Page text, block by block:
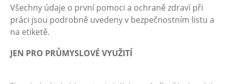
Všechny údaje o první pomoci a ochraně zdraví při
práci jsou podrobně uvedeny v bezpečnostním listu a
na etiketě.
JEN PRO PRŮMYSLOVÉ VYUŽITÍ